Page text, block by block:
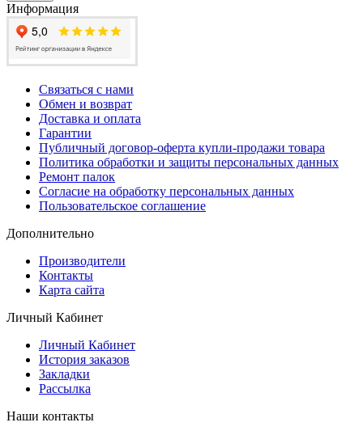
Информация
Связаться с нами
Обмен и возврат
Доставка и оплата
Гарантии
Публичный договор-оферта купли-продажи товара
Политика обработки и защиты персональных данных
Ремонт палок
Согласие на обработку персональных данных
Пользовательское соглашение
Дополнительно
Производители
Контакты
Карта сайта
Личный Кабинет
Личный Кабинет
История заказов
Закладки
Рассылка
Наши контакты